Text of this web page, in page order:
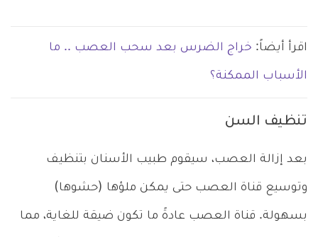
اقرأ أيضاً: خراج الضرس بعد سحب العصب .. ما
الأسباب الممكنة؟
تنظيف السن
بعد إزالة العصب، سيقوم طبيب الأسنان بتنظيف
وتوسيع قناة العصب حتى يمكن ملؤها (حشوها)
بسهولة. قناة العصب عادةً ما تكون ضيقة للغاية، مما